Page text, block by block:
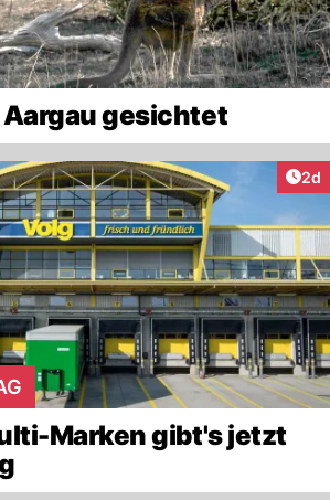
gesichtet
2d
Marken gibt's jetzt